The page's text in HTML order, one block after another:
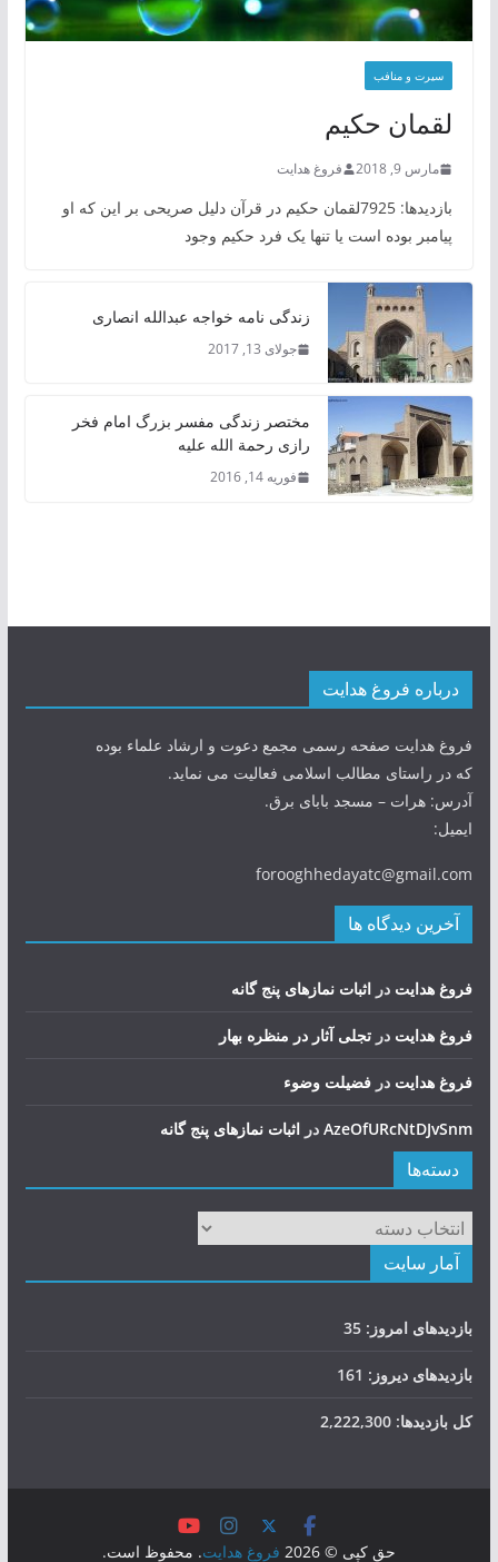
سیرت و منافب
لقمان حکیم
مارس 9, 2018 فروغ هدایت
بازدیدها: 7925لقمان حکیم در قرآن دلیل صریحی بر این که او
پیامبر بوده است یا تنها یک فرد حکیم وجود
زندگی نامه خواجه عبدالله انصاری
جولای 13, 2017
مختصر زندگی مفسر بزرگ امام فخر
رازی رحمة الله علیه
فوریه 14, 2016
درباره فروغ هدایت
فروغ هدایت صفحه رسمی مجمع دعوت و ارشاد علماء بوده
که در راستای مطالب اسلامی فعالیت می نماید.
آدرس: هرات – مسجد بابای برق.
ایمیل:
forooghhedayatc@gmail.com
آخرین دیدگاه ها
فروغ هدایت در اثبات نمازهای پنج گانه
فروغ هدایت در تجلی آثار در منظره بهار
فروغ هدایت در فضيلت وضوء
AzeOfURcNtDJvSnmدر اثبات نمازهای پنج گانه
دسته‌ها
دسته‌ها
آمار سایت
بازدیدهای امروز: 35
بازدیدهای دیروز: 161
کل بازدیدها: 2,222,300
حق کپی © 2026 فروغ هدایت. محفوظ است.